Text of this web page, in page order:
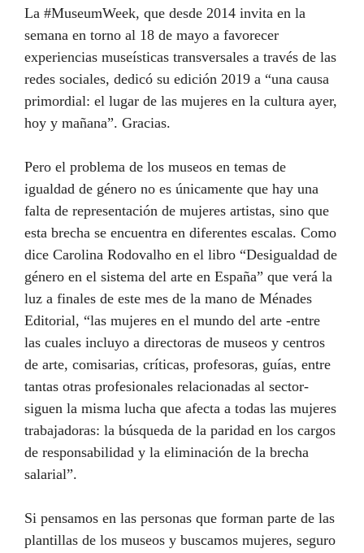
La #MuseumWeek, que desde 2014 invita en la
semana en torno al 18 de mayo a favorecer
experiencias museísticas transversales a través de las
redes sociales, dedicó su edición 2019 a “una causa
primordial: el lugar de las mujeres en la cultura ayer,
hoy y mañana”. Gracias.
Pero el problema de los museos en temas de
igualdad de género no es únicamente que hay una
falta de representación de mujeres artistas, sino que
esta brecha se encuentra en diferentes escalas. Como
dice Carolina Rodovalho en el libro “Desigualdad de
género en el sistema del arte en España” que verá la
luz a finales de este mes de la mano de Ménades
Editorial, “las mujeres en el mundo del arte -entre
las cuales incluyo a directoras de museos y centros
de arte, comisarias, críticas, profesoras, guías, entre
tantas otras profesionales relacionadas al sector-
siguen la misma lucha que afecta a todas las mujeres
trabajadoras: la búsqueda de la paridad en los cargos
de responsabilidad y la eliminación de la brecha
salarial”.
Si pensamos en las personas que forman parte de las
plantillas de los museos y buscamos mujeres, seguro